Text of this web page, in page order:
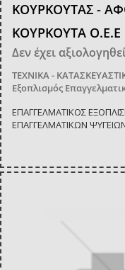
ΚΟΥΡΚΟΥΤΑΣ -
ΚΟΥΡΚΟΥΤΑ Ο.Ε.Ε
Δεν έχει
ΤΕΧΝΙΚΑ -
Εξοπλισμός
ΕΠΑΓΓΕΛΜΑΤΙΚΟΣ
ΕΠΑΓΓΕΛΜΑΤΙΚΩΝ